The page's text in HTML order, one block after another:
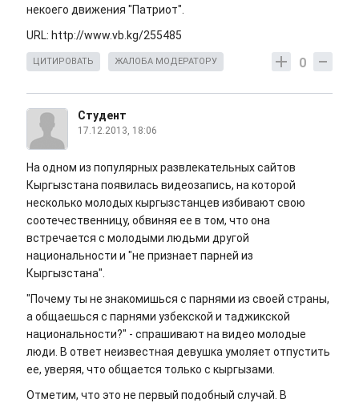
некоего движения "Патриот".
URL: http://www.vb.kg/255485
0
ЦИТИРОВАТЬ ЖАЛОБА МОДЕРАТОРУ
Студент
17.12.2013, 18:06
На одном из популярных развлекательных сайтов
Кыргызстана появилась видеозапись, на которой
несколько молодых кыргызстанцев избивают свою
соотечественницу, обвиняя ее в том, что она
встречается с молодыми людьми другой
национальности и "не признает парней из
Кыргызстана".
"Почему ты не знакомишься с парнями из своей страны,
а общаешься с парнями узбекской и таджикской
национальности?" - спрашивают на видео молодые
люди. В ответ неизвестная девушка умоляет отпустить
ее, уверяя, что общается только с кыргызами.
Отметим, что это не первый подобный случай. В